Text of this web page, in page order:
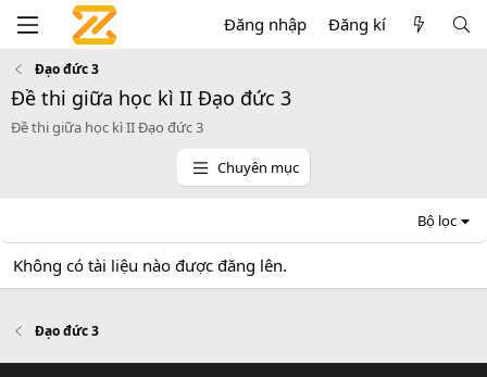
Đăng nhập Đăng kí
Đạo đức 3
Đề thi giữa học kì II Đạo đức 3
Đề thi giữa học kì II Đạo đức 3
Chuyên mục
Bộ lọc
Không có tài liệu nào được đăng lên.
Đạo đức 3